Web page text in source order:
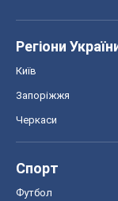
Регіони
Київ
Запоріжжя
Черкаси
Спорт
Футбол